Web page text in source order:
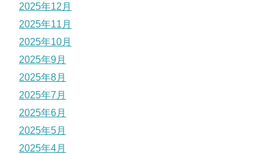
2025年12月
2025年11月
2025年10月
2025年9月
2025年8月
2025年7月
2025年6月
2025年5月
2025年4月